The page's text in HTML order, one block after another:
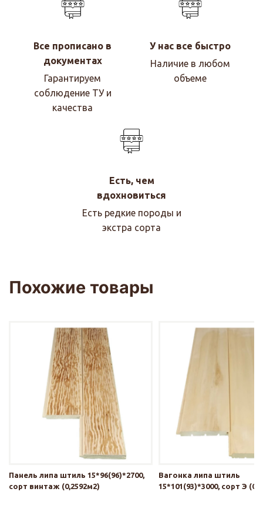
Все прописано в
документах
Гарантируем
соблюдение ТУ и
качества
У нас все быстро
Наличие в любом
объеме
Есть, чем
вдохновиться
Есть редкие породы и
экстра сорта
Похожие товары
Панель липа штиль 15*96(96)*2700,
сорт винтаж (0,2592м2)
Вагонка липа штиль
15*101(93)*3000, сорт Э